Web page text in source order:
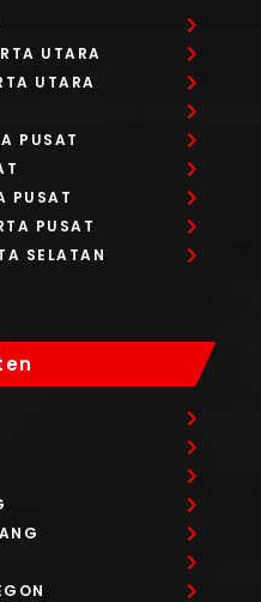
UTARA
UTARA
PUSAT
PUSAT
PUSAT
SELATAN